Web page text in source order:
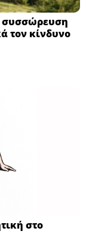
συσσώρευση
τον κίνδυνο
στο